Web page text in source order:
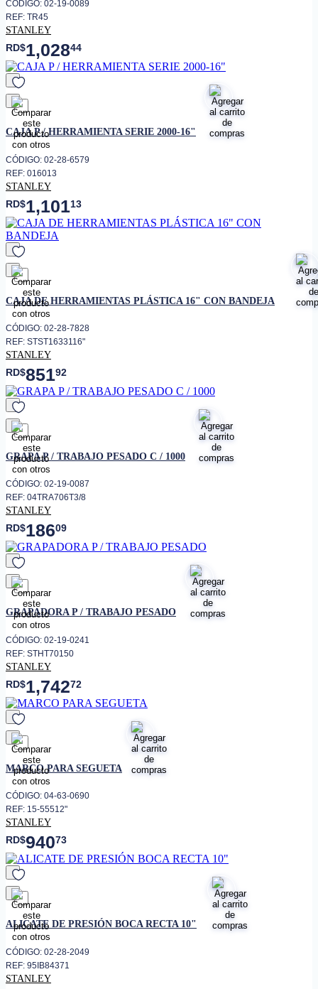
CÓDIGO: 02-19-0089
REF: TR45
STANLEY
RD$1,02844
favorito
CAJA P / HERRAMIENTA SERIE 2000-16"
CÓDIGO: 02-28-6579
REF: 016013
STANLEY
RD$1,10113
favorito
CAJA DE HERRAMIENTAS PLÁSTICA 16" CON BANDEJA
CÓDIGO: 02-28-7828
REF: STST1633116"
STANLEY
RD$85192
favorito
GRAPA P / TRABAJO PESADO C / 1000
CÓDIGO: 02-19-0087
REF: 04TRA706T3/8
STANLEY
RD$18609
favorito
GRAPADORA P / TRABAJO PESADO
CÓDIGO: 02-19-0241
REF: STHT70150
STANLEY
RD$1,74272
favorito
MARCO PARA SEGUETA
CÓDIGO: 04-63-0690
REF: 15-55512"
STANLEY
RD$94073
favorito
ALICATE DE PRESIÓN BOCA RECTA 10"
CÓDIGO: 02-28-2049
REF: 95IB84371
STANLEY